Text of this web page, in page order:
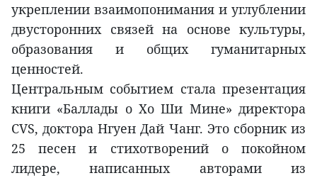
укреплении взаимопонимания и углублении
двусторонних связей на основе культуры,
образования и общих гуманитарных
ценностей.
Центральным событием стала презентация
книги «Баллады о Хо Ши Мине» директора
CVS, доктора Нгуен Дай Чанг. Это сборник из
25 песен и стихотворений о покойном
лидере, написанных авторами из